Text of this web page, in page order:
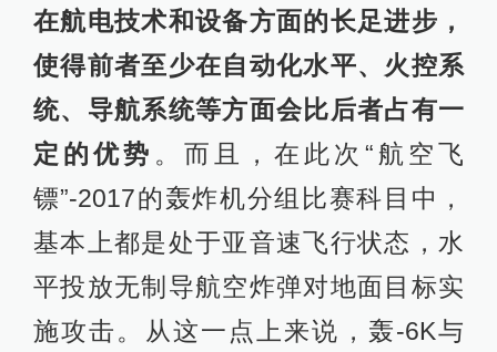
在航电技术和设备方面的长足进步，
使得前者至少在自动化水平、火控系
统、导航系统等方面会比后者占有一
定的优势 。而且，在此次“航空飞
镖”-2017的轰炸机分组比赛科目中，
基本上都是处于亚音速飞行状态，水
平投放无制导航空炸弹对地面目标实
施攻击。从这一点上来说，轰-6K与